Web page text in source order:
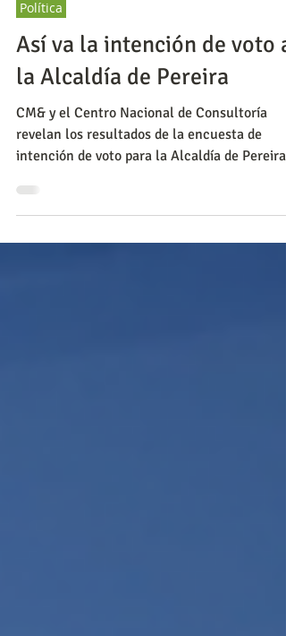
CNC
23 ago 2019
Política
Así va la intención de voto a
la Alcaldía de Pereira
CM& y el Centro Nacional de Consultoría
revelan los resultados de la encuesta de